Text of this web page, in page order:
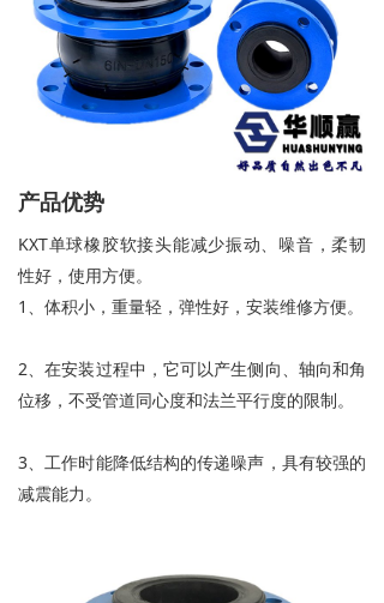
产品优势
KXT单球橡胶软接头能减少振动、噪音，柔韧
性好，使用方便。
1、体积小，重量轻，弹性好，安装维修方便。
2、在安装过程中，它可以产生侧向、轴向和角
位移，不受管道同心度和法兰平行度的限制。
3、工作时能降低结构的传递噪声，具有较强的
减震能力。